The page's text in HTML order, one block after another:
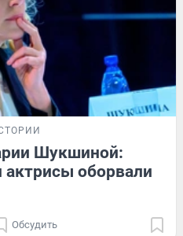
Шукшиной:
актрисы оборвали
Обсудить